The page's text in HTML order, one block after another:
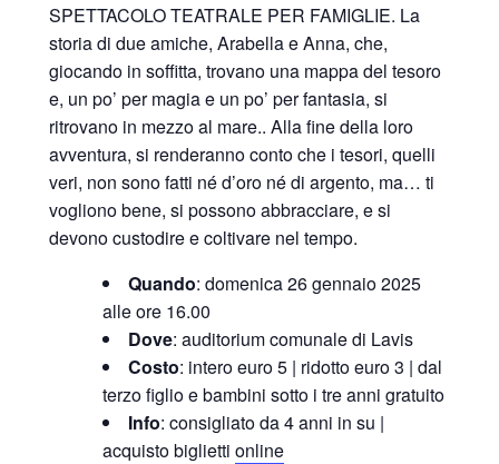
SPETTACOLO TEATRALE PER FAMIGLIE. La
storia di due amiche, Arabella e Anna, che,
giocando in soffitta, trovano una mappa del tesoro
e, un po’ per magia e un po’ per fantasia, si
ritrovano in mezzo al mare.. Alla fine della loro
avventura, si renderanno conto che i tesori, quelli
veri, non sono fatti né d’oro né di argento, ma… ti
vogliono bene, si possono abbracciare, e si
devono custodire e coltivare nel tempo.
Quando: domenica 26 gennaio 2025
alle ore 16.00
Dove: auditorium comunale di Lavis
Costo: intero euro 5 | ridotto euro 3 | dal
terzo figlio e bambini sotto i tre anni gratuito
Info: consigliato da 4 anni in su |
acquisto biglietti online